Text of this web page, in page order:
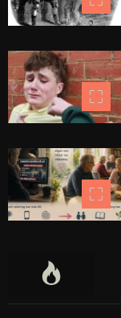
P